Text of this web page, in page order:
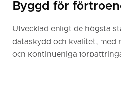
Byggd för
Utvecklad enligt de högsta
dataskydd och kvalitet, med
och kontinuerliga